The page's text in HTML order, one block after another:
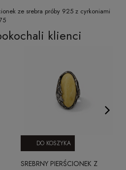
ze srebra próby 925 z cyrkoniami
klienci
SREBRNY PIERŚCIONEK Z
DO KOSZYKA